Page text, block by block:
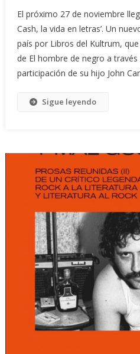
El próximo 27 de noviembre
Cash, la vida en letras’. Un
país por Libros del Kultrum,
de El hombre de negro a
participación de su hijo John
Sigue leyendo